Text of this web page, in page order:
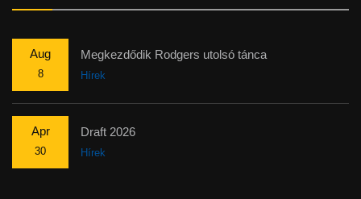
Aug
8
Megkezdődik Rodgers utolsó tánca
Hírek
Apr
30
Draft 2026
Hírek